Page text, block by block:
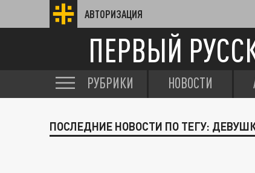
АВТОРИЗАЦИЯ
ПЕРВЫЙ
РУБРИКИ НОВОСТИ
ПОСЛЕДНИЕ НОВОСТИ ПО ТЕГУ: